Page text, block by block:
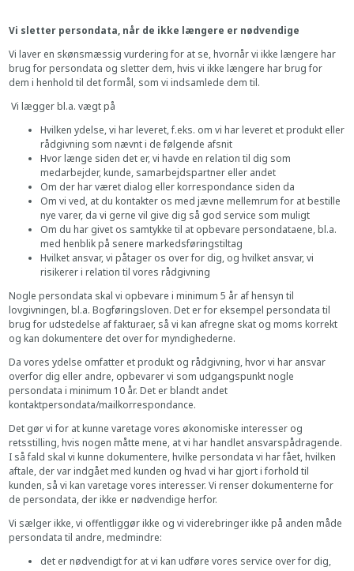
Vi sletter persondata, når de ikke længere er nødvendige
Vi laver en skønsmæssig vurdering for at se, hvornår vi ikke længere har
brug for persondata og sletter dem, hvis vi ikke længere har brug for
dem i henhold til det formål, som vi indsamlede dem til.
Vi lægger bl.a. vægt på
Hvilken ydelse, vi har leveret, f.eks. om vi har leveret et produkt eller
rådgivning som nævnt i de følgende afsnit
Hvor længe siden det er, vi havde en relation til dig som
medarbejder, kunde, samarbejdspartner eller andet
Om der har været dialog eller korrespondance siden da
Om vi ved, at du kontakter os med jævne mellemrum for at bestille
nye varer, da vi gerne vil give dig så god service som muligt
Om du har givet os samtykke til at opbevare persondataene, bl.a.
med henblik på senere markedsføringstiltag
Hvilket ansvar, vi påtager os over for dig, og hvilket ansvar, vi
risikerer i relation til vores rådgivning
Nogle persondata skal vi opbevare i minimum 5 år af hensyn til
lovgivningen, bl.a. Bogføringsloven. Det er for eksempel persondata til
brug for udstedelse af fakturaer, så vi kan afregne skat og moms korrekt
og kan dokumentere det over for myndighederne.
Da vores ydelse omfatter et produkt og rådgivning, hvor vi har ansvar
overfor dig eller andre, opbevarer vi som udgangspunkt nogle
persondata i minimum 10 år. Det er blandt andet
kontaktpersondata/mailkorrespondance.
Det gør vi for at kunne varetage vores økonomiske interesser og
retsstilling, hvis nogen måtte mene, at vi har handlet ansvarspådragende.
I så fald skal vi kunne dokumentere, hvilke persondata vi har fået, hvilken
aftale, der var indgået med kunden og hvad vi har gjort i forhold til
kunden, så vi kan varetage vores interesser. Vi renser dokumenterne for
de persondata, der ikke er nødvendige herfor.
Vi sælger ikke, vi offentliggør ikke og vi viderebringer ikke på anden måde
persondata til andre, medmindre:
det er nødvendigt for at vi kan udføre vores service over for dig,